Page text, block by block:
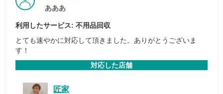
あああ
利用したサービス: 不用品回収
とても速やかに対応して頂きました。ありがとうございま
す！
対応した店舗
匠家